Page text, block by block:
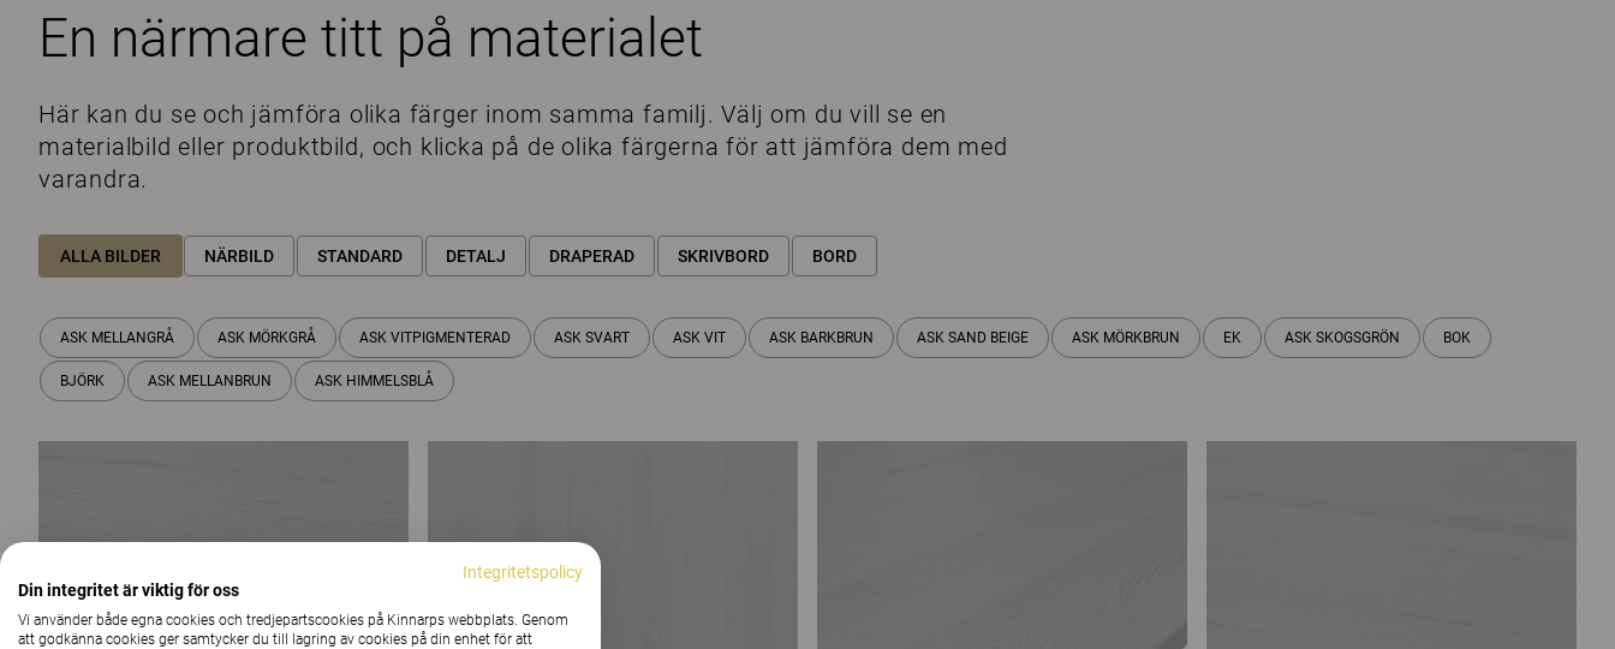
En närmare titt på materialet
Här kan du se och jämföra olika färger inom samma familj. Välj om du vill se en
materialbild eller produktbild, och klicka på de olika färgerna för att jämföra dem med
varandra.
ALLA BILDER NÄRBILD STANDARD DETALJ DRAPERAD SKRIVBORD BORD
ASK MELLANGRÅ ASK MÖRKGRÅ ASK VITPIGMENTERAD ASK SVART ASK VIT ASK BARKBRUN ASK SAND BEIGE ASK MÖRKBRUN EK ASK SKOGSGRÖN BOK
BJÖRK ASK MELLANBRUN ASK HIMMELSBLÅ
Integritetspolicy
Din integritet är viktig för oss
Vi använder både egna cookies och tredjepartscookies på Kinnarps webbplats. Genom
att godkänna cookies ger samtycker du till lagring av cookies på din enhet för att